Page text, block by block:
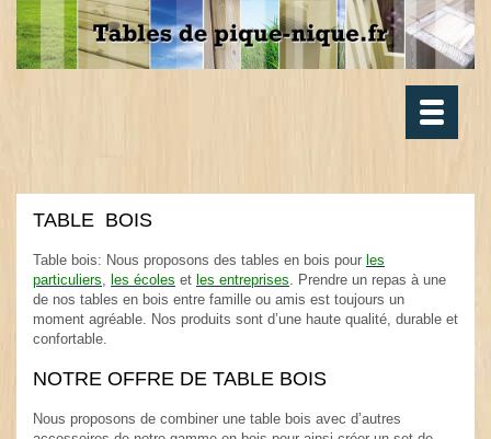
Toggle
TABLE BOIS
Table bois: Nous proposons des tables en bois pour les
particuliers, les écoles et les entreprises. Prendre un repas à une
de nos tables en bois entre famille ou amis est toujours un
moment agréable. Nos produits sont d’une haute qualité, durable et
confortable.
NOTRE OFFRE DE TABLE BOIS
Nous proposons de combiner une table bois avec d’autres